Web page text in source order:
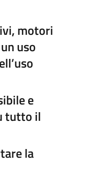
motori
uso
e
tutto il
la